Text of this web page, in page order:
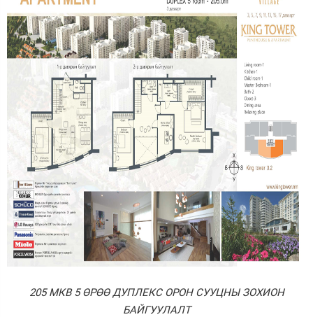
205 МКВ 5 ӨРӨӨ ДУПЛЕКС ОРОН СУУЦНЫ ЗОХИОН
БАЙГУУЛАЛТ